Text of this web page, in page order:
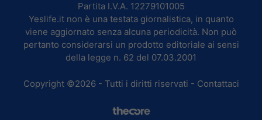
Partita I.V.A. 12279101005
Yeslife.it non è una testata giornalistica, in quanto
viene aggiornato senza alcuna periodicità. Non può
pertanto considerarsi un prodotto editoriale ai sensi
della legge n. 62 del 07.03.2001
Copyright ©2026 - Tutti i diritti riservati - Contattaci